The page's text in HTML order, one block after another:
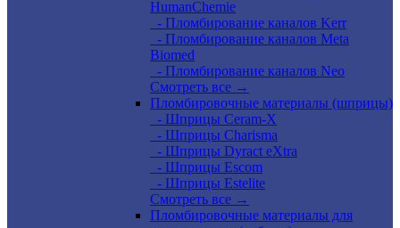
HumanChemie
- Пломбирование каналов Kerr
- Пломбирование каналов Meta
Biomed
- Пломбирование каналов Neo
Смотреть все →
Пломбировочные материалы (шприцы)
- Шприцы Ceram-X
- Шприцы Charisma
- Шприцы Dyract eXtra
- Шприцы Escom
- Шприцы Estelite
Смотреть все →
Пломбировочные материалы для